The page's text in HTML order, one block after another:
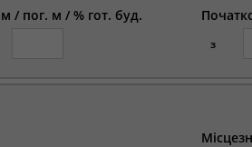
/ пог. м / % гот. буд.
з